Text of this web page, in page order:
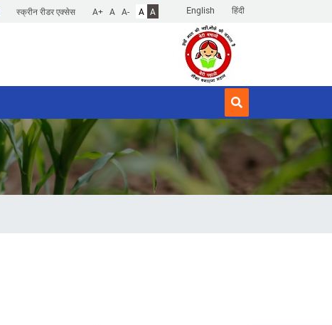
English हिंदी
स्क्रीन रीडर एक्सेस A+ A A- A A